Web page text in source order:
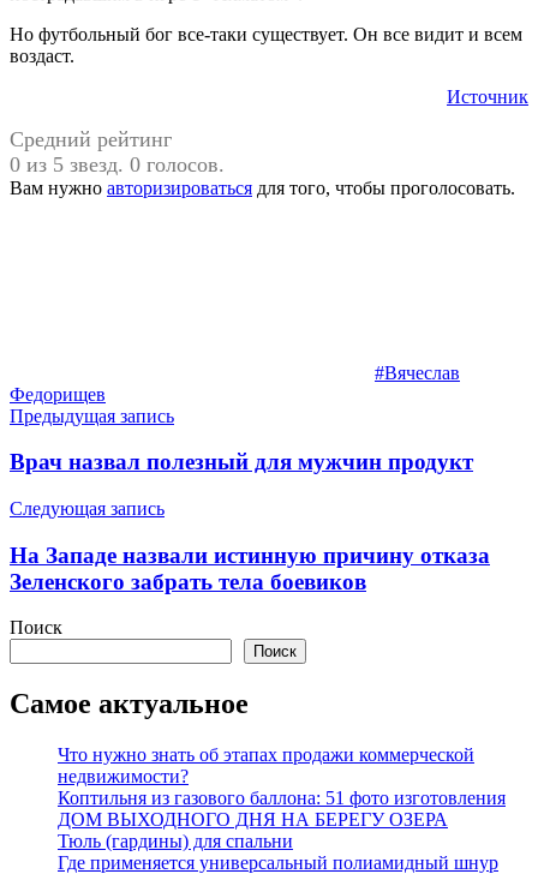
Но футбольный бог все-таки существует. Он все видит и всем
воздаст.
Источник
Средний рейтинг
0 из 5 звезд. 0 голосов.
Вам нужно авторизироваться для того, чтобы проголосовать.
#Вячеслав
Федорищев
Навигация
по
записям
Предыдущая запись
Врач назвал полезный для мужчин продукт
Следующая запись
На Западе назвали истинную причину отказа
Зеленского забрать тела боевиков
Поиск
Поиск
Самое актуальное
Что нужно знать об этапах продажи коммерческой
недвижимости?
Коптильня из газового баллона: 51 фото изготовления
ДОМ ВЫХОДНОГО ДНЯ НА БЕРЕГУ ОЗЕРА
Тюль (гардины) для спальни
Где применяется универсальный полиамидный шнур